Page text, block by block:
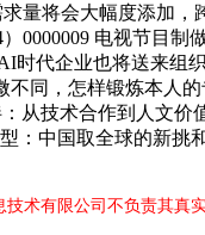
量将会大幅度添加，
0000009 电视节目制
代企业也将送来组
不同，怎样锻炼本人
从技术合作到人文价
：中国取全球的新挑
术有限公司不负责其真实